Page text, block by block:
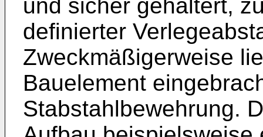
und sicher gehaltert,
definierter
Zweckmäßigerweise
Bauelement
Stabstahlbewehrung.